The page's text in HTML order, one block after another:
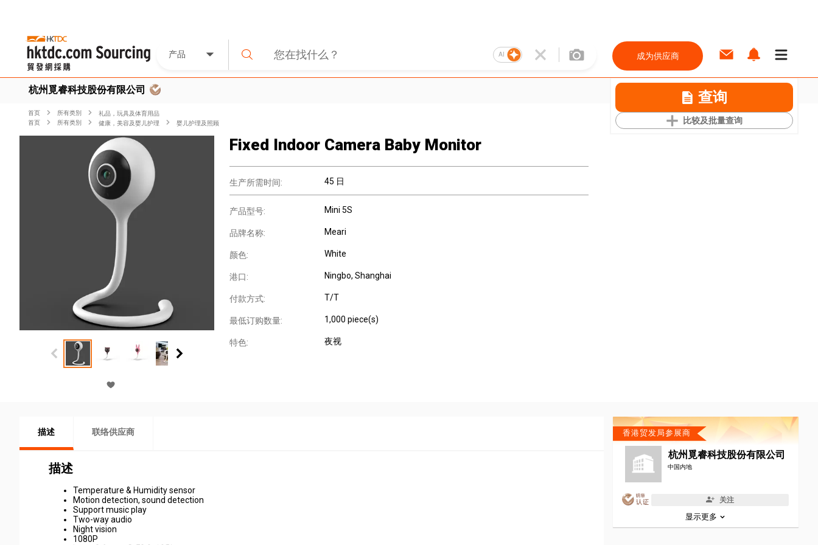
产品 AI 成为供应商
杭州覓睿科技股份有限公司 查询
比较及批量查询
首页 所有类別
礼品，玩具及体育用品
首页
所有类別 健康，美容及婴儿护理 婴儿护理及照顾
Fixed Indoor Camera Baby Monitor
生产所需时间: 45 日
产品型号: Mini 5S
品牌名称: Meari
颜色: White
港口: Ningbo, Shanghai
付款方式: T/T
最低订购数量: 1,000 piece(s)
特色: 夜视
描述 联络供应商
描述
Temperature & Humidity sensor
Motion detection, sound detection
Support music play
Two-way audio
Night vision
1080P
香港贸发局参展商
杭州覓睿科技股份有限公司
中国内地
关注
显示更多